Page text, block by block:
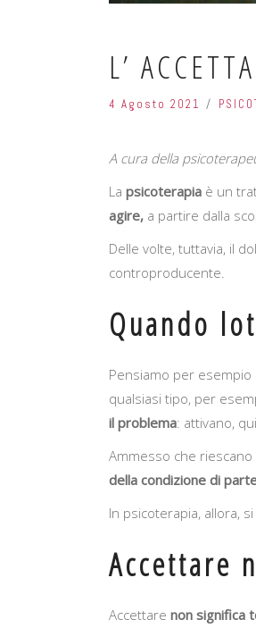
L’
4 Agosto 2021
A cura della
La psicoterapia è un
agire, a partire dalla
Delle volte, tuttavia, il
controproducente.
Quando
Pensiamo per esempio
qualsiasi tipo, per
il problema: attivano,
Ammesso che
della condizione di
In psicoterapia, allora,
Accettare
Accettare non significa